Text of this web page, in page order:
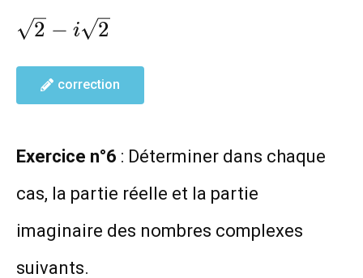
\sqrt{2}-
2 − i 2
correction
Exercice n°6 : Déterminer dans chaque
cas, la partie réelle et la partie
imaginaire des nombres complexes
suivants.